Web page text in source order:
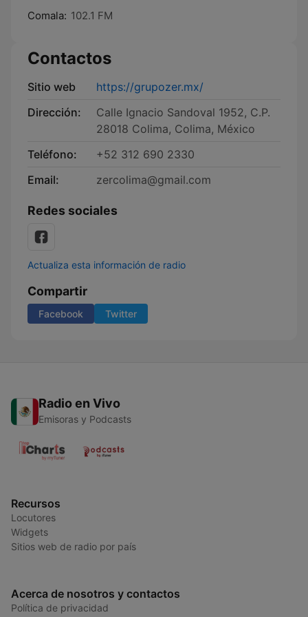
Comala: 102.1 FM
Contactos
Sitio web
https://grupozer.mx/
Dirección:
Calle Ignacio Sandoval 1952, C.P.
28018 Colima, Colima, México
Teléfono:
+52 312 690 2330
Email:
zercolima@gmail.com
Redes sociales
Actualiza esta información de radio
Compartir
Facebook Twitter
Radio en Vivo
Emisoras y Podcasts
Recursos
Locutores
Widgets
Sitios web de radio por país
Acerca de nosotros y contactos
Política de privacidad